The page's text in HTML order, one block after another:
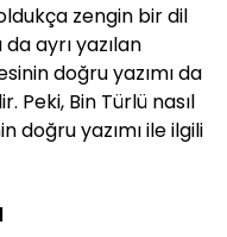
zengin bir dil
ayrı yazılan
doğru yazımı da
Bin Türlü nasıl
doğru yazımı ile ilgili